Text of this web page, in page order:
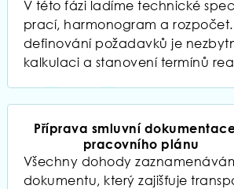
V této fázi ladíme technické
prací, harmonogram a
definování požadavků je
kalkulaci a stanovení termínů
03
Příprava smluvní
pracovního plánu
Všechny dohody
dokumentu, který zajišťuje